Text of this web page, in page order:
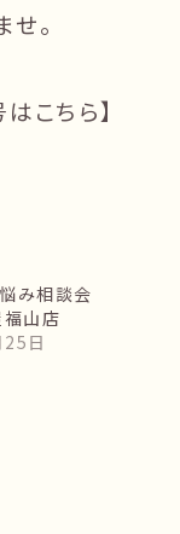
。
こちら】
み相談会
山店
日